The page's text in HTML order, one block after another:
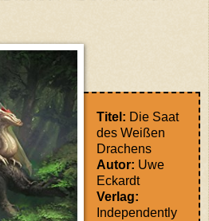
Titel: Die Saat
des Weißen
Drachens
Autor: Uwe
Eckardt
Verlag:
Independently